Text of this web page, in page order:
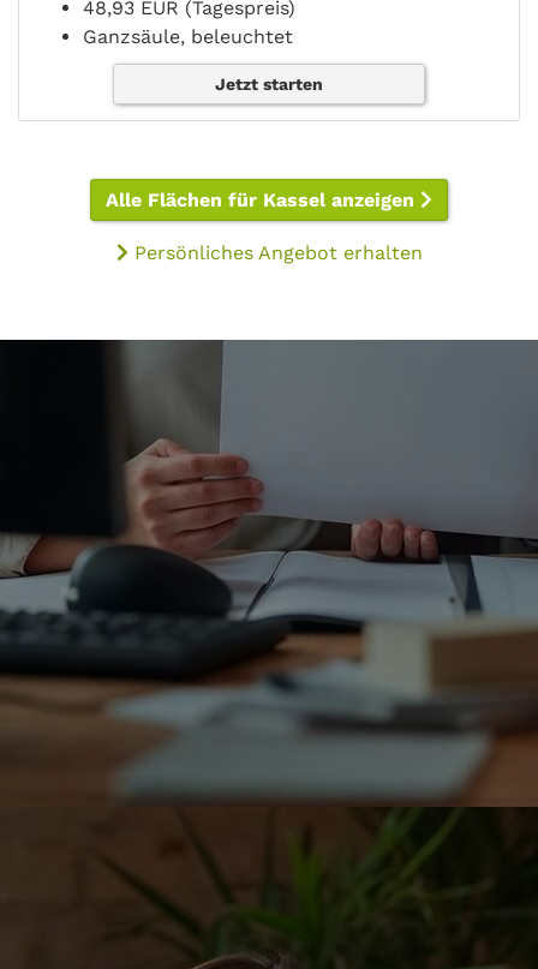
48,93 EUR (Tagespreis)
Ganzsäule, beleuchtet
Jetzt starten
Alle Flächen für Kassel anzeigen
Persönliches Angebot erhalten